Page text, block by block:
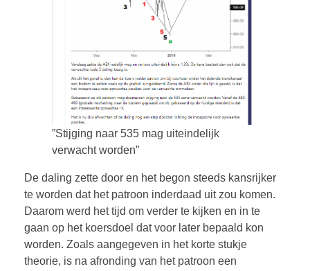
”Stijging naar 535 mag uiteindelijk
verwacht worden”
De daling zette door en het begon steeds kansrijker
te worden dat het patroon inderdaad uit zou komen.
Daarom werd het tijd om verder te kijken en in te
gaan op het koersdoel dat voor later bepaald kon
worden. Zoals aangegeven in het korte stukje
theorie, is na afronding van het patroon een